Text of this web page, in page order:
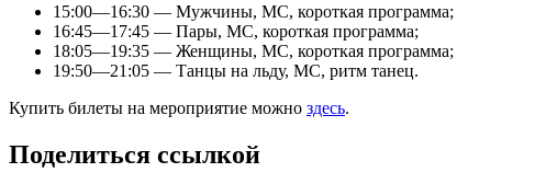
15:00—16:30 — Мужчины, МС, короткая программа;
16:45—17:45 — Пары, МС, короткая программа;
18:05—19:35 — Женщины, МС, короткая программа;
19:50—21:05 — Танцы на льду, МС, ритм танец.
Купить билеты на мероприятие можно здесь.
Поделиться ссылкой